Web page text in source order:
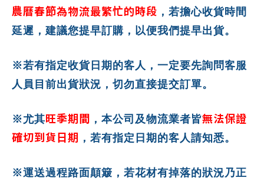
農曆春節為物流最繁忙的時段 ，若擔心收貨時間
延遲，建議您提早訂購，以便我們提早出貨。
※若有指定收貨日期的客人，一定要先詢問客服
人員目前出貨狀況，切勿直接提交訂單。
※尤其旺季期間 ，本公司及物流業者皆無法保證
確切到貨日期 ，若有指定日期的客人請知悉。
※運送過程路面顛簸，若花材有掉落的狀況乃正